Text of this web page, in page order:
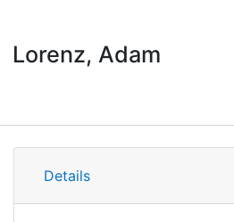
Lorenz, Adam
Details
Details